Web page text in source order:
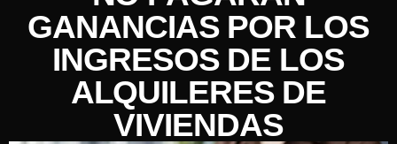
GANANCIAS POR LOS
INGRESOS DE LOS
ALQUILERES DE
VIVIENDAS